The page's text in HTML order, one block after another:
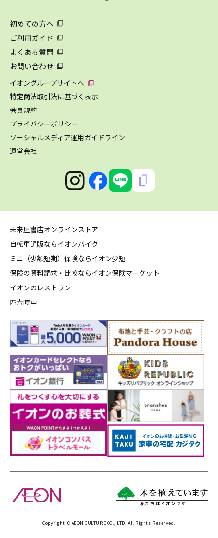
初めての方へ
ご利用ガイド
よくある質問
お問い合わせ
イオングループサイトへ
特定商法取引法に基づく表示
会員規約
プライバシーポリシー
ソーシャルメディア運用ガイドライン
運営会社
未来屋書店オンラインストア
自転車通販ならイオンバイク
ミニ（少額短期）保険ならイオン少短
保険の資料請求・比較ならイオン保険マーケット
イオンのレストラン
四六時中
Copyright © AEON CULTURE CO., LTD. All Rights Reserved.